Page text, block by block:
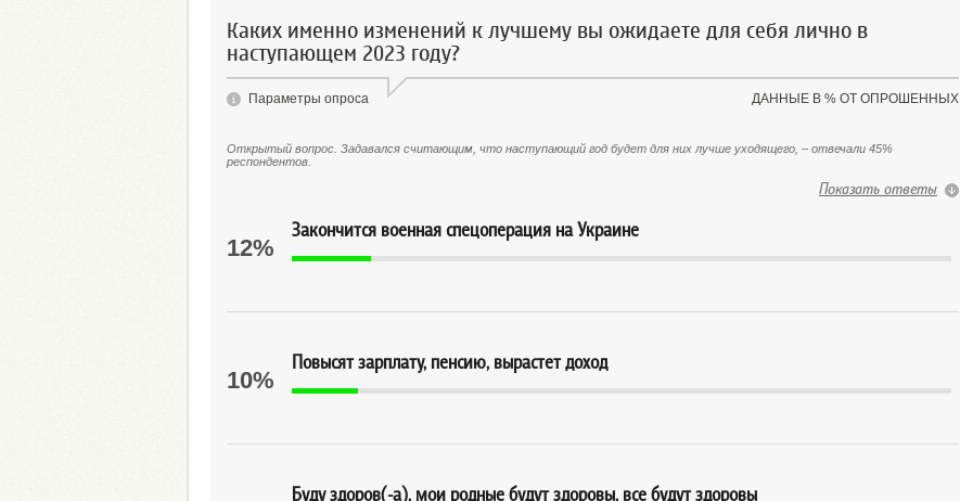
Каких именно изменений к лучшему вы ожидаете для себя лично в
наступающем 2023 году?
ДАННЫЕ В % ОТ ОПРОШЕННЫХ
Параметры опроса
Открытый вопрос. Задавался считающим, что наступающий год будет для них лучше уходящего, – отвечали 45%
респондентов.
Показать ответы
Закончится военная спецоперация на Украине
12%
Повысят зарплату, пенсию, вырастет доход
10%
Буду здоров(-а), мои родные будут здоровы, все будут здоровы